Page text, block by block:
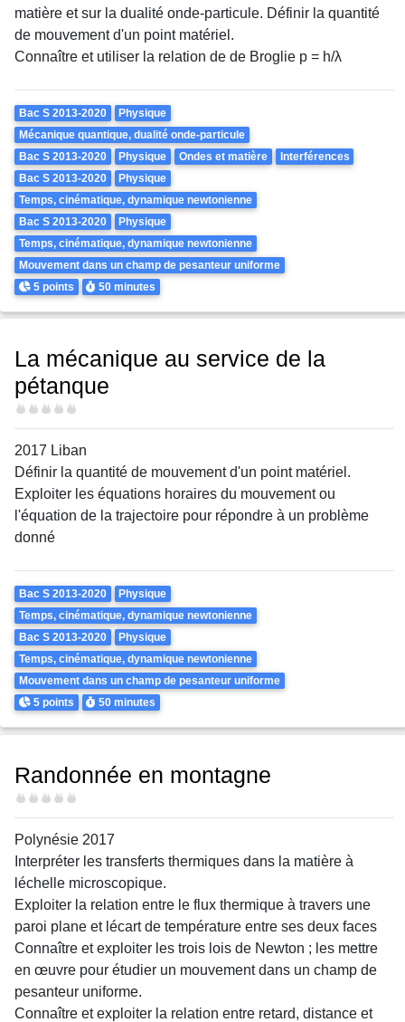
matière et sur la dualité onde-particule. Définir la quantité
de mouvement d'un point matériel.
Connaître et utiliser la relation de de Broglie p = h/λ
Theme
Bac S 2013-2020
Physique
Mécanique quantique, dualité onde-particule
Bac S 2013-2020
Physique Ondes et matière
Interférences
Bac S 2013-2020
Physique
Temps, cinématique, dynamique newtonienne
Bac S 2013-2020
Physique
Temps, cinématique, dynamique newtonienne
Mouvement dans un champ de pesanteur uniforme
Points
5 points Durée
50 minutes
La mécanique au service de la
pétanque
Difficulté
2017 Liban
Définir la quantité de mouvement d'un point matériel.
Exploiter les équations horaires du mouvement ou
l'équation de la trajectoire pour répondre à un problème
donné
Theme
Bac S 2013-2020
Physique
Temps, cinématique, dynamique newtonienne
Bac S 2013-2020
Physique
Temps, cinématique, dynamique newtonienne
Mouvement dans un champ de pesanteur uniforme
Points
5 points Durée
50 minutes
Randonnée en montagne
Difficulté
Polynésie 2017
Interpréter les transferts thermiques dans la matière à
léchelle microscopique.
Exploiter la relation entre le flux thermique à travers une
paroi plane et lécart de température entre ses deux faces
Connaître et exploiter les trois lois de Newton ; les mettre
en œuvre pour étudier un mouvement dans un champ de
pesanteur uniforme.
Connaître et exploiter la relation entre retard, distance et